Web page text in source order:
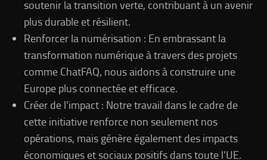
soutenir la transition verte, contribuant à un avenir
plus durable et résilient.
Renforcer la numérisation : En embrassant la
transformation numérique à travers des projets
comme ChatFAQ, nous aidons à construire une
Europe plus connectée et efficace.
Créer de l'impact : Notre travail dans le cadre de
cette initiative renforce non seulement nos
opérations, mais génère également des impacts
économiques et sociaux positifs dans toute l'UE.